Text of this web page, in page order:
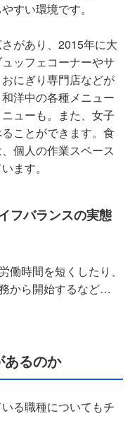
すい環境です。
があり、2015年に大
ッフェコーナーやサ
にぎり専門店などが
洋中の各種メニュー
ューも。また、女子
ことができます。食
個人の作業スペース
ます。
フバランスの実態
働時間を短くしたり、
から開始するなど…
あるのか
る職種についてもチ